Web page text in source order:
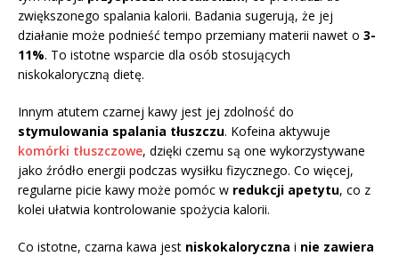
zwiększonego spalania kalorii. Badania sugerują, że jej
działanie może podnieść tempo przemiany materii nawet o 3-
11%. To istotne wsparcie dla osób stosujących
niskokaloryczną dietę.
Innym atutem czarnej kawy jest jej zdolność do
stymulowania spalania tłuszczu. Kofeina aktywuje
komórki tłuszczowe, dzięki czemu są one wykorzystywane
jako źródło energii podczas wysiłku fizycznego. Co więcej,
regularne picie kawy może pomóc w redukcji apetytu, co z
kolei ułatwia kontrolowanie spożycia kalorii.
Co istotne, czarna kawa jest niskokaloryczna i nie zawiera